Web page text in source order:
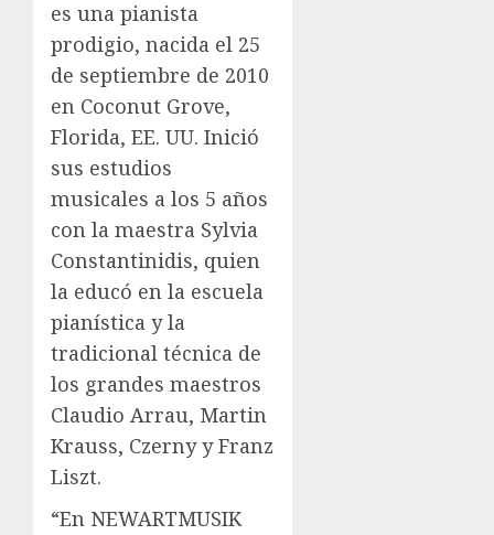
es una pianista
prodigio, nacida el 25
de septiembre de 2010
en Coconut Grove,
Florida, EE. UU. Inició
sus estudios
musicales a los 5 años
con la maestra Sylvia
Constantinidis, quien
la educó en la escuela
pianística y la
tradicional técnica de
los grandes maestros
Claudio Arrau, Martin
Krauss, Czerny y Franz
Liszt.
“En NEWARTMUSIK